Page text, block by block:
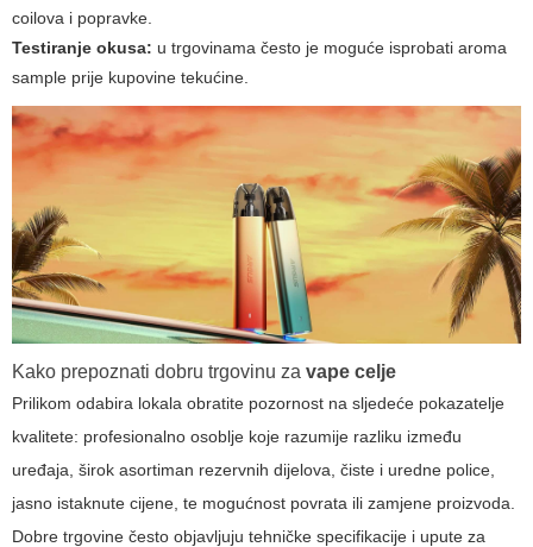
coilova i popravke.
Testiranje okusa: u trgovinama često je moguće isprobati aroma
sample prije kupovine tekućine.
Kako prepoznati dobru trgovinu za vape celje
Prilikom odabira lokala obratite pozornost na sljedeće pokazatelje
kvalitete: profesionalno osoblje koje razumije razliku između
uređaja, širok asortiman rezervnih dijelova, čiste i uredne police,
jasno istaknute cijene, te mogućnost povrata ili zamjene proizvoda.
Dobre trgovine često objavljuju tehničke specifikacije i upute za